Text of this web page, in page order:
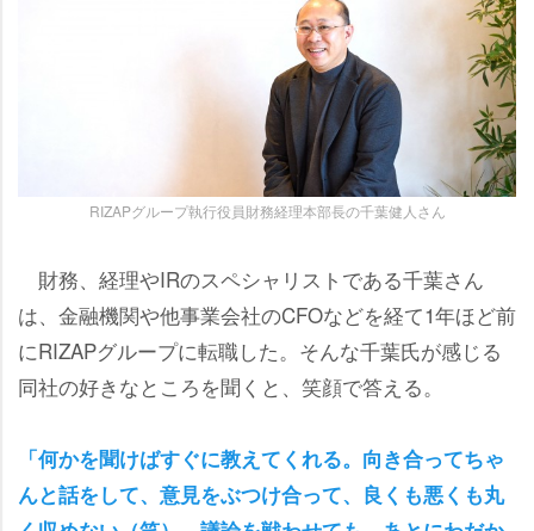
RIZAPグループ執行役員財務経理本部長の千葉健人さん
財務、経理やIRのスペシャリストである千葉さん
は、金融機関や他事業会社のCFOなどを経て1年ほど前
にRIZAPグループに転職した。そんな千葉氏が感じる
同社の好きなところを聞くと、笑顔で答える。
「何かを聞けばすぐに教えてくれる。向き合ってちゃ
んと話をして、意見をぶつけ合って、良くも悪くも丸